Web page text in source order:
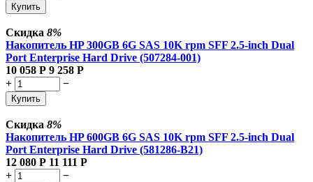
Купить
Скидка 8%
Накопитель HP 300GB 6G SAS 10K rpm SFF 2.5-inch Dual
Port Enterprise Hard Drive (507284-001)
10 058 Р 9 258 Р
+
−
Купить
Скидка 8%
Накопитель HP 600GB 6G SAS 10K rpm SFF 2.5-inch Dual
Port Enterprise Hard Drive (581286-B21)
12 080 Р 11 111 Р
+
−